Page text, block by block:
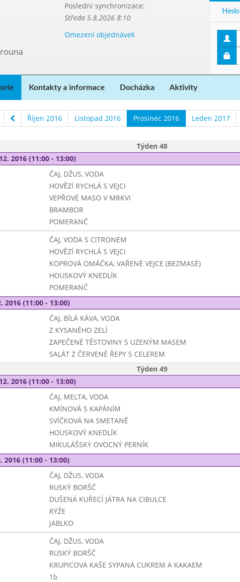
Poslední synchronizace:
Středa 5.8.2026 8:10
Omezení objednávek
Heslo
Kontakty a informace Docházka Aktivity
Říjen 2016 Listopad 2016 Prosinec 2016 Leden 2017
Týden 48
2016 (11:00 - 13:00)
ČAJ, DŽUS, VODA
HOVĚZÍ RYCHLÁ S VEJCI
VEPŘOVÉ MASO V MRKVI
BRAMBOR
POMERANČ
ČAJ, VODA S CITRONEM
HOVĚZÍ RYCHLÁ S VEJCI
KOPROVÁ OMÁČKA, VAŘENÉ VEJCE (BEZMASÉ)
HOUSKOVÝ KNEDLÍK
POMERANČ
2016 (11:00 - 13:00)
ČAJ, BÍLÁ KÁVA, VODA
Z KYSANÉHO ZELÍ
ZAPEČENÉ TĚSTOVINY S UZENÝM MASEM
SALÁT Z ČERVENÉ ŘEPY S CELEREM
Týden 49
2016 (11:00 - 13:00)
ČAJ, MELTA, VODA
KMÍNOVÁ S KAPÁNÍM
SVÍČKOVÁ NA SMETANĚ
HOUSKOVÝ KNEDLÍK
MIKULÁŠSKÝ OVOCNÝ PERNÍK
2016 (11:00 - 13:00)
ČAJ, DŽUS, VODA
RUSKÝ BORŠČ
DUŠENÁ KUŘECÍ JÁTRA NA CIBULCE
RÝŽE
JABLKO
ČAJ, DŽUS, VODA
RUSKÝ BORŠČ
KRUPICOVÁ KAŠE SYPANÁ CUKREM A KAKAEM
1b